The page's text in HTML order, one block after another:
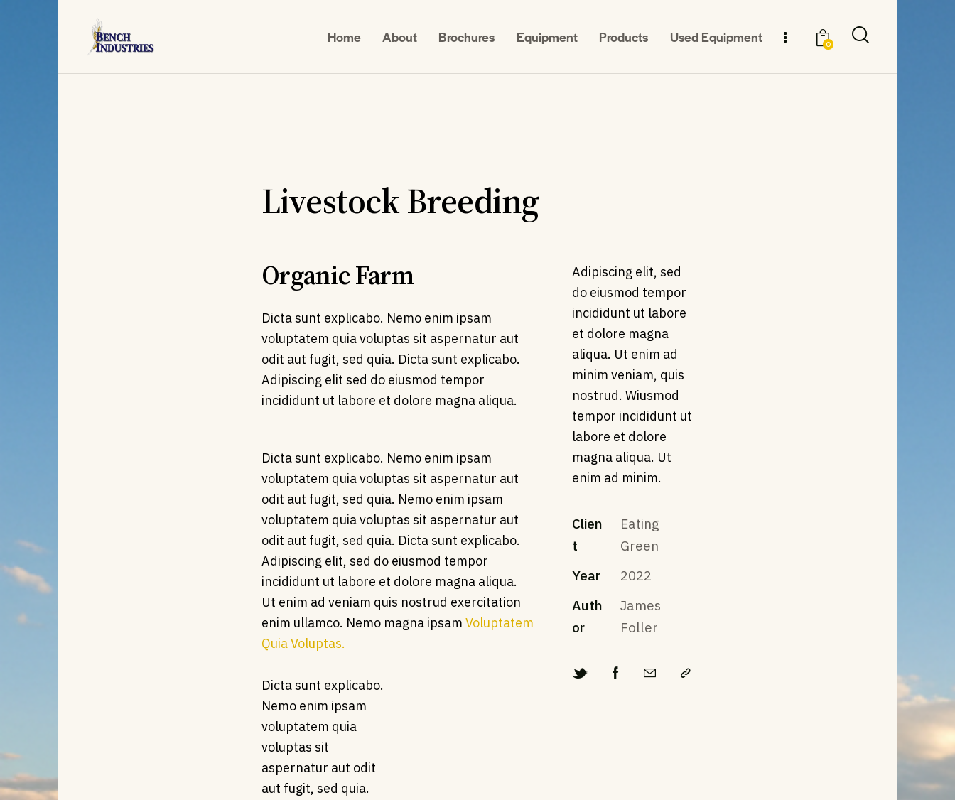
Home About Brochures Equipment Products Used Equipment 0
Livestock Breeding
Organic Farm
Dicta sunt explicabo. Nemo enim ipsam
voluptatem quia voluptas sit aspernatur aut
odit aut fugit, sed quia. Dicta sunt explicabo.
Adipiscing elit sed do eiusmod tempor
incididunt ut labore et dolore magna aliqua.
Dicta sunt explicabo. Nemo enim ipsam
voluptatem quia voluptas sit aspernatur aut
odit aut fugit, sed quia. Nemo enim ipsam
voluptatem quia voluptas sit aspernatur aut
odit aut fugit, sed quia. Dicta sunt explicabo.
Adipiscing elit, sed do eiusmod tempor
incididunt ut labore et dolore magna aliqua.
Ut enim ad veniam quis nostrud exercitation
enim ullamco. Nemo magna ipsam Voluptatem
Quia Voluptas.
Dicta sunt explicabo.
Nemo enim ipsam
voluptatem quia
voluptas sit
aspernatur aut odit
aut fugit, sed quia.
Adipiscing elit, sed
do eiusmod tempor
incididunt ut labore
et dolore magna
aliqua. Ut enim ad
minim veniam, quis
nostrud. Wiusmod
tempor incididunt ut
labore et dolore
magna aliqua. Ut
enim ad minim.
Clien
t
Eating
Green
Year
2022
Auth
or
James
Foller